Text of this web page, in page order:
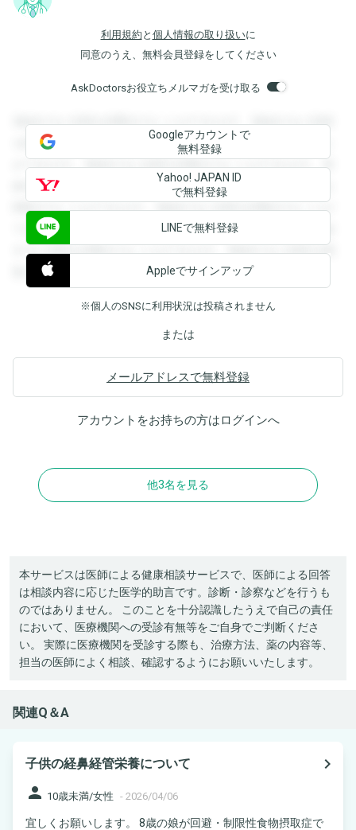
利用規約 と 個人情報の取り扱いに
同意のうえ、無料会員登録をしてください
AskDoctorsお役立ちメルマガを受け取る
登録すると回答を閲覧することができます。登録すると回答
を閲覧することができます。登録すると回答を閲覧すること
ができます。登録すると回答を閲覧することができます。登
録すると回答を閲覧することができます。登録すると回答を
閲覧することができます。登録すると回答を閲覧することが
できます。登録すると回答を閲覧することができます。登録
すると回答を閲覧することができます。登録すると回答を閲
覧することができます。
Googleアカウントで
無料登録
Yahoo! JAPAN ID
で無料登録
LINEで無料登録
Appleでサインアップ
※個人のSNSに利用状況は投稿されません
または
メールアドレスで無料登録
アカウントをお持ちの方はログインへ
他3名を見る
本サービスは医師による健康相談サービスで、医師による回答
は相談内容に応じた医学的助言です。診断・診察などを行うも
のではありません。 このことを十分認識したうえで自己の責任
において、医療機関への受診有無等をご自身でご判断くださ
い。 実際に医療機関を受診する際も、治療方法、薬の内容等、
担当の医師によく相談、確認するようにお願いいたします。
関連Q＆A
子供の経鼻経管栄養について
navigate_next
person 10歳未満/女性 - 2026/04/06
宜しくお願いします。 8歳の娘が回避・制限性食物摂取症で